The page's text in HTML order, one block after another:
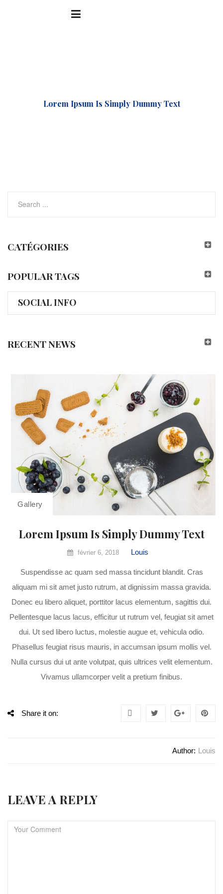
Lorem Ipsum Is Simply Dummy Text
CATÉGORIES
POPULAR TAGS
SOCIAL INFO
RECENT NEWS
Gallery
Lorem Ipsum Is Simply Dummy Text
février 6, 2018 Louis
Suspendisse ac quam sed massa tincidunt blandit. Cras
aliquam mi sit amet justo rutrum, at dignissim massa gravida.
Donec eu libero aliquet, porttitor lacus elementum, sagittis dui.
Pellentesque lacus lacus, efficitur ut rutrum vel, feugiat sit amet
dui. Ut sed libero luctus, molestie augue et, vehicula odio.
Phasellus feugiat risus mauris, in accumsan ipsum mollis vel.
Nulla cursus dui ut ante volutpat, quis ultrices velit elementum.
Vivamus ullamcorper velit a pretium finibus.
Share it on:
Author: Louis
LEAVE A REPLY